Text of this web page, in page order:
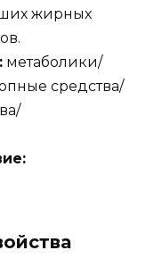
жирных
метаболики/
средства/